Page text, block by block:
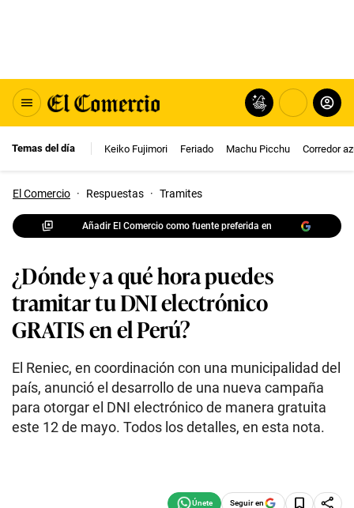
Temas del día Keiko Fujimori Feriado Machu Picchu Corredor
El Comercio · Respuestas · Tramites
Añadir El Comercio como fuente preferida en
¿Dónde y a qué hora puedes
tramitar tu DNI electrónico
GRATIS en el Perú?
El Reniec, en coordinación con una municipalidad del
país, anunció el desarrollo de una nueva campaña
para otorgar el DNI electrónico de manera gratuita
este 12 de mayo. Todos los detalles, en esta nota.
Seguir en